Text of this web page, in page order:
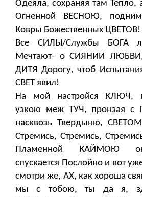
Одеяла, сохраняя там Тепло,
Огненной ВЕСНОЮ,
Ковры Божественных ЦВЕТОВ!
Все СИЛЫ/Службы БОГА
Мечтают- о СИЯНИИ ЛЮБВИ,
ДИТЯ Дорогу, чтоб
СВЕТ явил!
На мой настройся КЛЮЧ,
узкою меж ТУЧ, пронзая с
насквозь Твердыню,
Стремись, Стремись,
Пламенной КАЙМОЮ
спускается Послойно и вот
смотри же, АХ, как хороша
мы с тобою, ты да я,